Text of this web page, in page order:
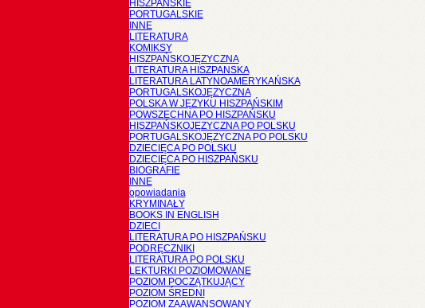
HISZPAŃSKIE
PORTUGALSKIE
INNE
LITERATURA
KOMIKSY
HISZPAŃSKOJĘZYCZNA
LITERATURA HISZPANSKA
LITERATURA LATYNOAMERYKAŃSKA
PORTUGALSKOJĘZYCZNA
POLSKA W JĘZYKU HISZPAŃSKIM
POWSZECHNA PO HISZPAŃSKU
HISZPAŃSKOJĘZYCZNA PO POLSKU
PORTUGALSKOJĘZYCZNA PO POLSKU
DZIECIĘCA PO POLSKU
DZIECIĘCA PO HISZPAŃSKU
BIOGRAFIE
INNE
opowiadania
KRYMINAŁY
BOOKS IN ENGLISH
DZIECI
LITERATURA PO HISZPAŃSKU
PODRĘCZNIKI
LITERATURA PO POLSKU
LEKTURKI POZIOMOWANE
POZIOM POCZĄTKUJĄCY
POZIOM ŚREDNI
POZIOM ZAAWANSOWANY